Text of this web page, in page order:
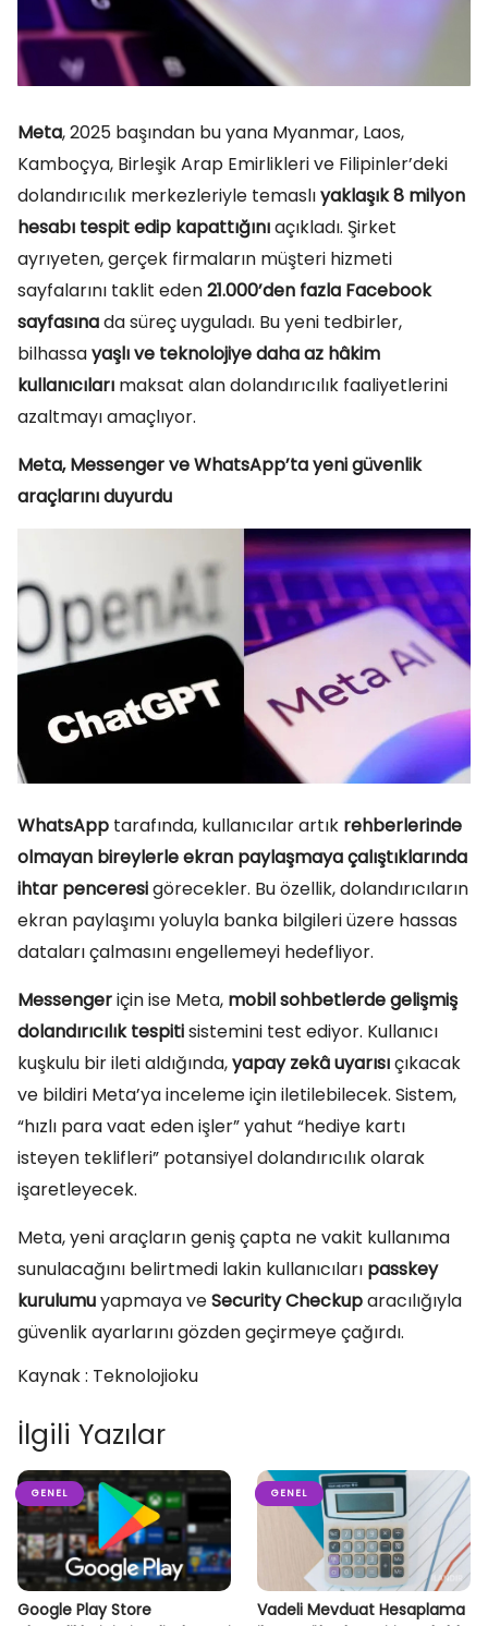
Meta, 2025 başından bu yana Myanmar, Laos,
Kamboçya, Birleşik Arap Emirlikleri ve Filipinler’deki
dolandırıcılık merkezleriyle temaslıyaklaşık 8 milyon
hesabı tespit edip kapattığınıaçıkladı. Şirket
ayrıyeten, gerçek firmaların müşteri hizmeti
sayfalarını taklit eden21.000’den fazla Facebook
sayfasınada süreç uyguladı. Bu yeni tedbirler,
bilhassayaşlı ve teknolojiye daha az hâkim
kullanıcıları maksat alan dolandırıcılık faaliyetlerini
azaltmayı amaçlıyor.
Meta, Messenger ve WhatsApp’ta yeni güvenlik
araçlarını duyurdu
WhatsApp tarafında, kullanıcılar artık rehberlerinde
olmayan bireylerle ekran paylaşmaya çalıştıklarında
ihtar penceresigörecekler. Bu özellik, dolandırıcıların
ekran paylaşımı yoluyla banka bilgileri üzere hassas
dataları çalmasını engellemeyi hedefliyor.
Messengeriçin ise Meta, mobil sohbetlerde gelişmiş
dolandırıcılık tespitisistemini test ediyor. Kullanıcı
kuşkulu bir ileti aldığında,yapay zekâ uyarısıçıkacak
ve bildiri Meta’ya inceleme için iletilebilecek. Sistem,
“hızlı para vaat eden işler” yahut “hediye kartı
isteyen teklifleri” potansiyel dolandırıcılık olarak
işaretleyecek.
Meta, yeni araçların geniş çapta ne vakit kullanıma
sunulacağını belirtmedi lakin kullanıcıları passkey
kurulumuyapmaya veSecurity Checkuparacılığıyla
güvenlik ayarlarını gözden geçirmeye çağırdı.
Kaynak : Teknolojioku
İlgili Yazılar
GENEL
Google Play Store
GENEL
Vadeli Mevduat Hesaplama